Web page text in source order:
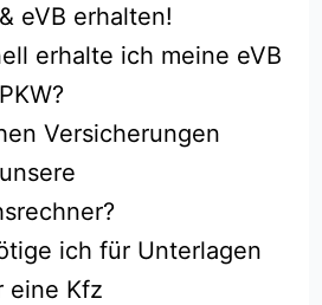
eVB erhalten!
erhalte ich meine eVB
Versicherungen
ich für Unterlagen
eine Kfz